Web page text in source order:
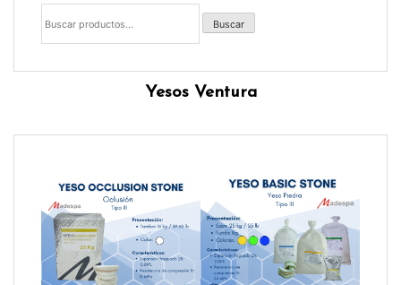
Buscar
por:
Buscar
Yesos Ventura